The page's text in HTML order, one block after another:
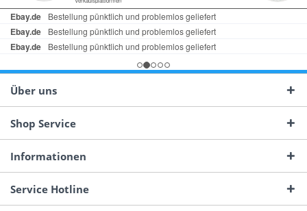
Über uns
Shop Service
Informationen
Service Hotline